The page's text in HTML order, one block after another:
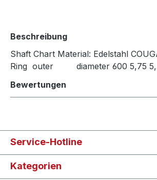
Beschreibung
Shaft Chart Material: Edelstahl
Ring outer diameter 600 5,75
Bewertungen
Service-Hotline
Kategorien